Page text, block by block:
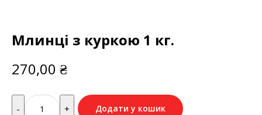
Млинці з куркою 1 кг.
270,00 ₴
Quantity
Додати у кошик